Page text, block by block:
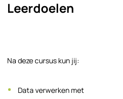
Leerdoelen
Na deze cursus kun jij:
Data verwerken met